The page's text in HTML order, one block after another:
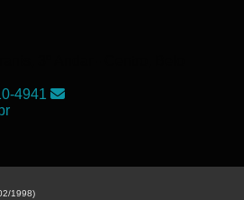
4941
1998)